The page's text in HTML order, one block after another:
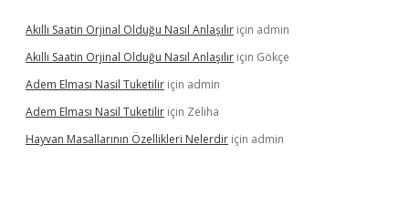
Akıllı Saatin Orjinal Olduğu Nasıl Anlaşılır için admin
Akıllı Saatin Orjinal Olduğu Nasıl Anlaşılır için Gökçe
Adem Elması Nasil Tuketilir için admin
Adem Elması Nasil Tuketilir için Zeliha
Hayvan Masallarının Özellikleri Nelerdir için admin